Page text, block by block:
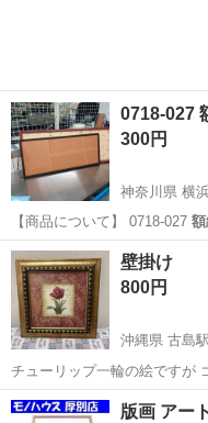
0718-027
300円
神奈川県 横
【商品について】 0718-027
神奈川 横浜市 インテ
壁掛け
800円
沖縄県 古島駅
チューリップ一輪の絵ですが
え 自宅、店舗等…
沖縄 浦添市 古島駅
版画 アー